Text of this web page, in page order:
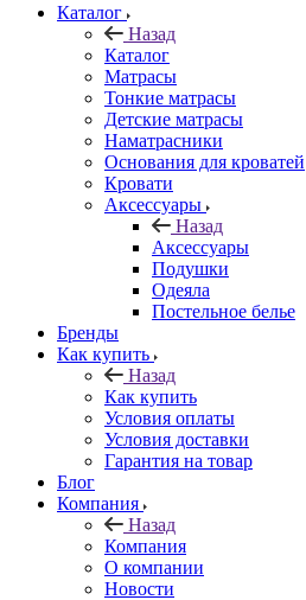
Каталог
Назад
Каталог
Матрасы
Тонкие матрасы
Детские матрасы
Наматрасники
Основания для кроватей
Кровати
Аксессуары
Назад
Аксессуары
Подушки
Одеяла
Постельное белье
Бренды
Как купить
Назад
Как купить
Условия оплаты
Условия доставки
Гарантия на товар
Блог
Компания
Назад
Компания
О компании
Новости